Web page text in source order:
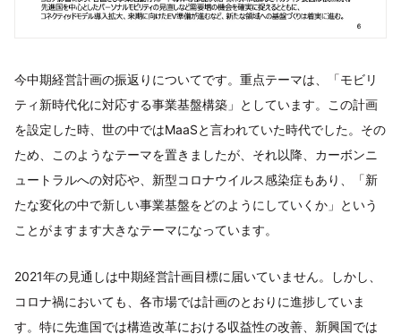
今中期経営計画の振返りについてです。重点テーマは、「モビリ
ティ新時代化に対応する事業基盤構築」としています。この計画
を設定した時、世の中ではMaaSと言われていた時代でした。その
ため、このようなテーマを置きましたが、それ以降、カーボンニ
ュートラルへの対応や、新型コロナウイルス感染症もあり、「新
たな変化の中で新しい事業基盤をどのようにしていくか」という
ことがますます大きなテーマになっています。
2021年の見通しは中期経営計画目標に届いていません。しかし、
コロナ禍においても、各市場では計画のとおりに進捗していま
す。特に先進国では構造改革における収益性の改善、新興国では